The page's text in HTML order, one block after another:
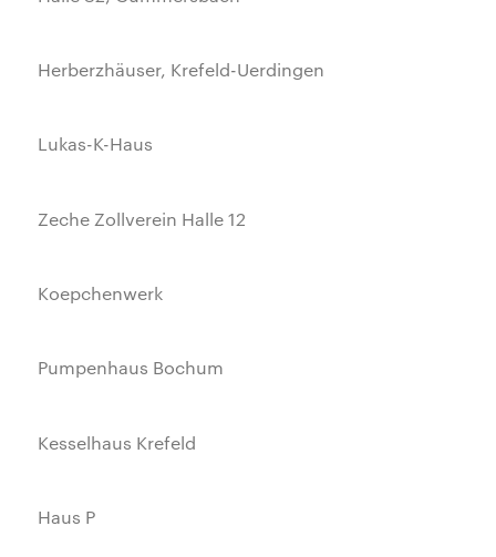
Herberzhäuser, Krefeld-Uerdingen
Lukas-K-Haus
Zeche Zollverein Halle 12
Koepchenwerk
Pumpenhaus Bochum
Kesselhaus Krefeld
Haus P